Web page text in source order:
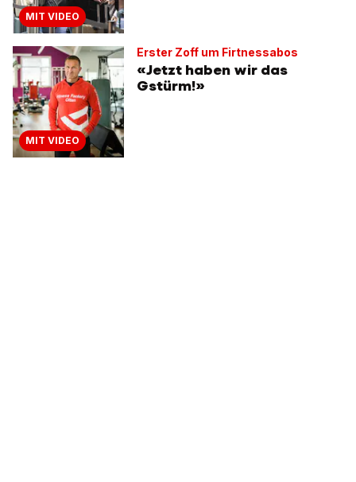
MIT VIDEO
MIT VIDEO
Erster Zoff um Firtnessabos
«Jetzt haben wir das
Gstürm!»